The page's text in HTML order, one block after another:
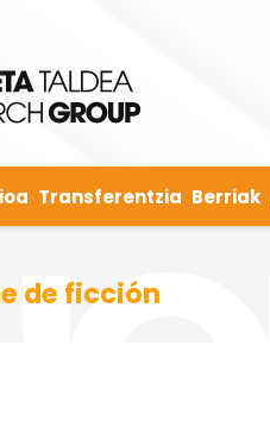
Transferentzia Berriak
de ficción